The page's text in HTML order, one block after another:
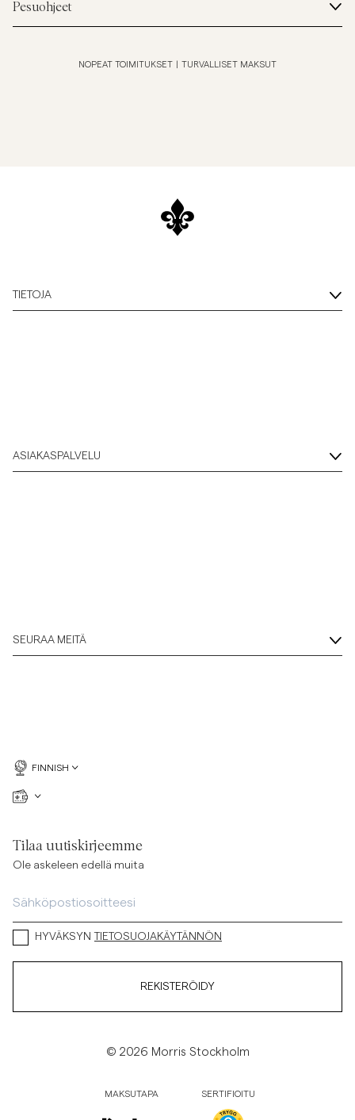
Pesuohjeet
NOPEAT TOIMITUKSET TURVALLISET MAKSUT
TIETOJA
ASIAKASPALVELU
SEURAA MEITÄ
FINNISH
Tilaa uutiskirjeemme
Ole askeleen edellä muita
HYVÄKSYN TIETOSUOJAKÄYTÄNNÖN
REKISTERÖIDY
© 2026 Morris Stockholm
MAKSUTAPA SERTIFIOITU